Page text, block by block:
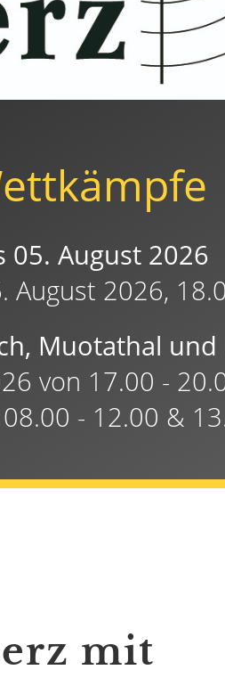
05. August 2026
August 2026,
Muotathal
von 17.00 -
- 12.00 &
mit